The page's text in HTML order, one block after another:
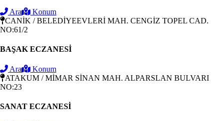
Ara
Konum
CANİK / BELEDİYEEVLERİ MAH. CENGİZ TOPEL CAD.
NO:61/2
BAŞAK ECZANESİ
Ara
Konum
ATAKUM / MİMAR SİNAN MAH. ALPARSLAN BULVARI
NO:23
SANAT ECZANESİ